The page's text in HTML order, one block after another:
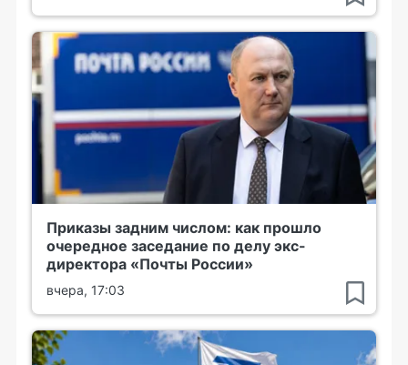
Приказы задним числом: как прошло
очередное заседание по делу экс-
директора «Почты России»
вчера, 17:03